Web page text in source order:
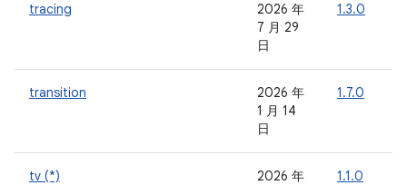
tracing
2026 年
7 月 29
日
1.3.0
transition
2026 年
1 月 14
日
1.7.0
tv (*)
2026 年
1.1.0